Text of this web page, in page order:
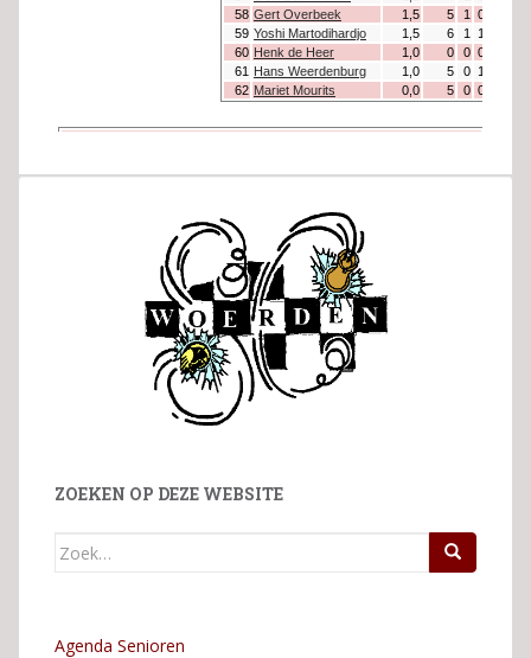
ZOEKEN OP DEZE WEBSITE
Zoek
Agenda Senioren